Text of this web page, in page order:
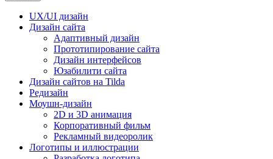
UX/UI дизайн
Дизайн сайта
Адаптивный дизайн
Прототипирование сайта
Дизайн интерфейсов
Юзабилити сайта
Дизайн сайтов на Tilda
Редизайн
Моушн-дизайн
2D и 3D анимация
Корпоративный фильм
Рекламный видеоролик
Логотипы и иллюстрации